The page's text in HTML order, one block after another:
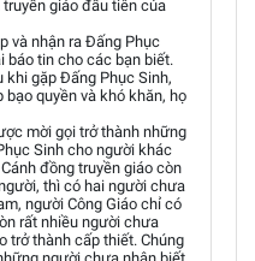
giáo đầu tiên của
và nhận ra Đấng Phục
báo tin cho các bạn biết.
khi gặp Đấng Phục Sinh,
quyền và khó khăn, họ
mời gọi trở thành những
Sinh cho người khác
đồng truyền giáo còn
thì có hai người chưa
người Công Giáo chỉ có
rất nhiều người chưa
trở thành cấp thiết. Chúng